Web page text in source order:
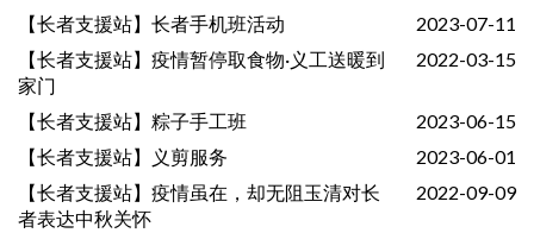
【长者支援站】长者手机班活动
2023-07-11
【长者支援站】疫情暂停取食物·义工送暖到
家门
2022-03-15
【长者支援站】粽子手工班
2023-06-15
【长者支援站】义剪服务
2023-06-01
【长者支援站】疫情虽在，却无阻玉清对长
者表达中秋关怀
2022-09-09